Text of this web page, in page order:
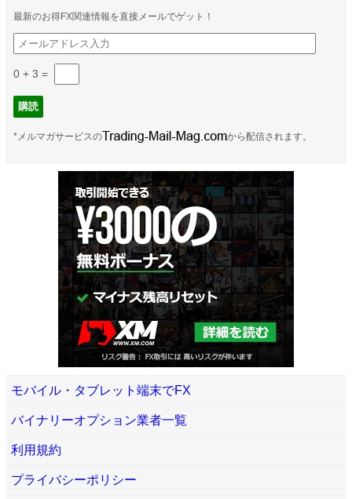
最新のお得FX関連情報を直接メールでゲット！
0 + 3 =
*メルマガサービスの から配信されます。
モバイル・タブレット端末でFX
バイナリーオプション業者一覧
利用規約
プライバシーポリシー